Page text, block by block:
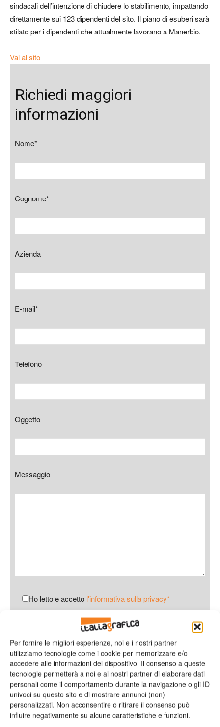
Per fornire le migliori esperienze, noi e i nostri partner
utilizziamo tecnologie come i cookie per memorizzare e/o
accedere alle informazioni del dispositivo. Il consenso a queste
tecnologie permetterà a noi e ai nostri partner di elaborare dati
personali come il comportamento durante la navigazione o gli ID
univoci su questo sito e di mostrare annunci (non)
personalizzati. Non acconsentire o ritirare il consenso può
influire negativamente su alcune caratteristiche e funzioni.
sindacali dell’intenzione di chiudere lo stabilimento, impattando
direttamente sui 123 dipendenti del sito. Il piano di esuberi sarà
stilato per i dipendenti che attualmente lavorano a Manerbio.
Vai al sito
Richiedi maggiori
informazioni
Nome*
Cognome*
Azienda
E-mail*
Telefono
Oggetto
Messaggio
Ho letto e accetto l'informativa sulla privacy*
TAG Agfa chiusura Manerbio